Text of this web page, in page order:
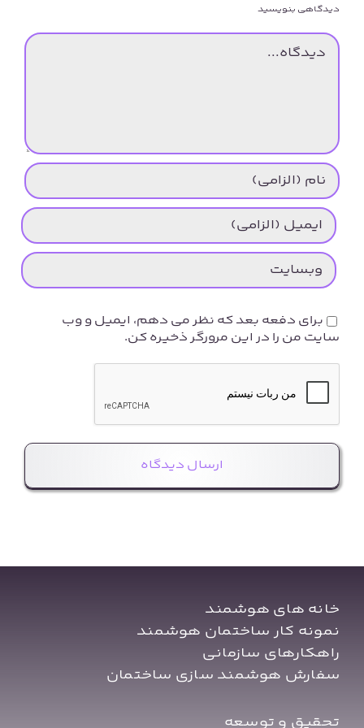
دیدگاهی بنویسید
دیدگاه
برای دفعه بعد که نظر می دهم، ایمیل و وب
سایت من را در این مرورگر ذخیره کن.
خانه های هوشمند
نمونه کار ساختمان هوشمند
راهکارهای سازمانی
سفارش هوشمند سازی ساختمان
تحقیق و توسعه